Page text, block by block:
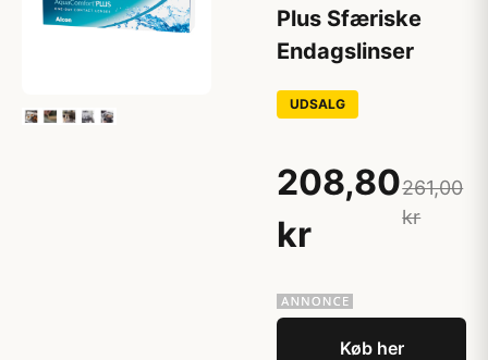
Plus Sfæriske
Endagslinser
UDSALG
208,80
kr
261,00
kr
Køb her